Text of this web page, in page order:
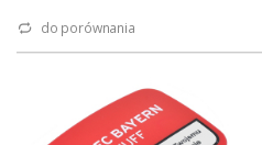
do porównania